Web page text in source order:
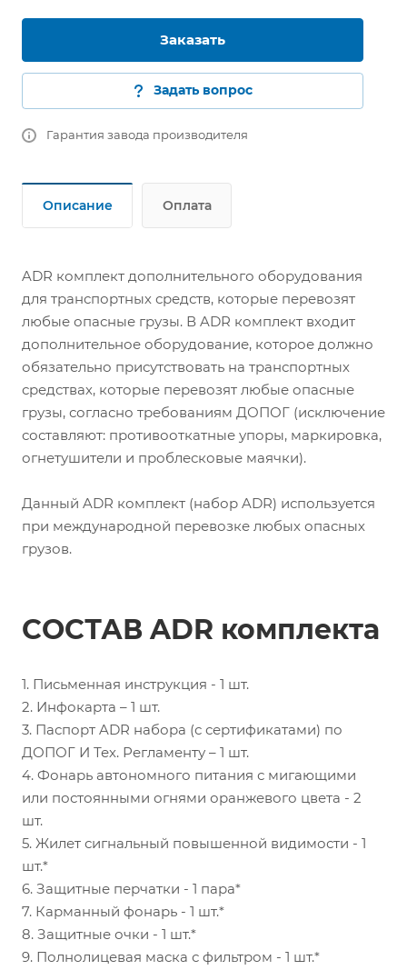
Заказать
Задать вопрос
Гарантия завода производителя
Описание Оплата
ADR комплект дополнительного оборудования
для транспортных средств, которые перевозят
любые опасные грузы. В ADR комплект входит
дополнительное оборудование, которое должно
обязательно присутствовать на транспортных
средствах, которые перевозят любые опасные
грузы, согласно требованиям ДОПОГ (исключение
составляют: противооткатные упоры, маркировка,
огнетушители и проблесковые маячки).
Данный ADR комплект (набор ADR) используется
при международной перевозке любых опасных
грузов.
СОСТАВ ADR комплекта
1. Письменная инструкция - 1 шт.
2. Инфокарта – 1 шт.
3. Паспорт ADR набора (с сертификатами) по
ДОПОГ И Тех. Регламенту – 1 шт.
4. Фонарь автономного питания с мигающими
или постоянными огнями оранжевого цвета - 2
шт.
5. Жилет сигнальный повышенной видимости - 1
шт.*
6. Защитные перчатки - 1 пара*
7. Карманный фонарь - 1 шт.*
8. Защитные очки - 1 шт.*
9. Полнолицевая маска с фильтром - 1 шт.*